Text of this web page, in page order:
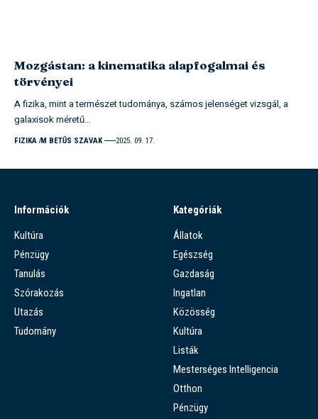
Mozgástan: a kinematika alapfogalmai és
törvényei
A fizika, mint a természet tudománya, számos jelenséget vizsgál, a
galaxisok méretű…
FIZIKA M BETŰS SZAVAK 2025. 09. 17.
Információk
Kultúra
Pénzügy
Tanulás
Szórakozás
Utazás
Tudomány
Kategóriák
Állatok
Egészség
Gazdaság
Ingatlan
Közösség
Kultúra
Listák
Mesterséges Intelligencia
Otthon
Pénzügy